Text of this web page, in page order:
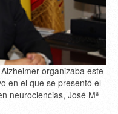
organizaba este
en el que se presentó el
neurociencias, José Mª